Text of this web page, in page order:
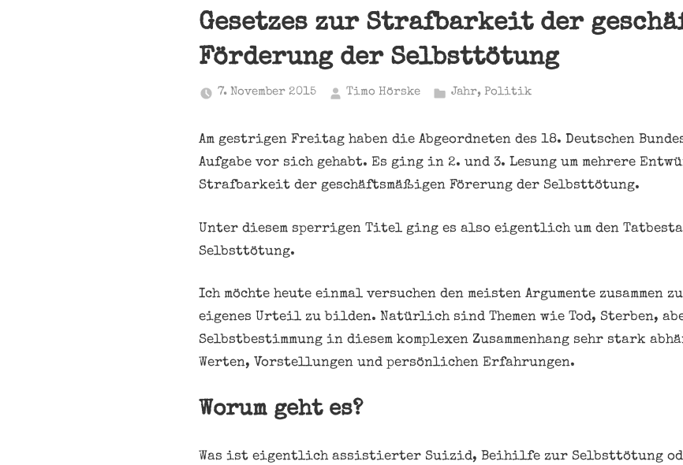
Gesetzes zur Strafbarkeit der
Förderung der Selbsttötung
7. November 2015 Timo Hörske Jahr, Politik
Am gestrigen Freitag haben die Abgeordneten des 18. Deutschen
Aufgabe vor sich gehabt. Es ging in 2. und 3. Lesung um mehrere
Strafbarkeit der geschäftsmäßigen Förerung der Selbsttötung.
Unter diesem sperrigen Titel ging es also eigentlich um den
Selbsttötung.
Ich möchte heute einmal versuchen den meisten Argumente zusammen
eigenes Urteil zu bilden. Natürlich sind Themen wie Tod, Sterben,
Selbstbestimmung in diesem komplexen Zusammenhang sehr stark
Werten, Vorstellungen und persönlichen Erfahrungen.
Worum geht es?
Was ist eigentlich assistierter Suizid, Beihilfe zur Selbsttötung